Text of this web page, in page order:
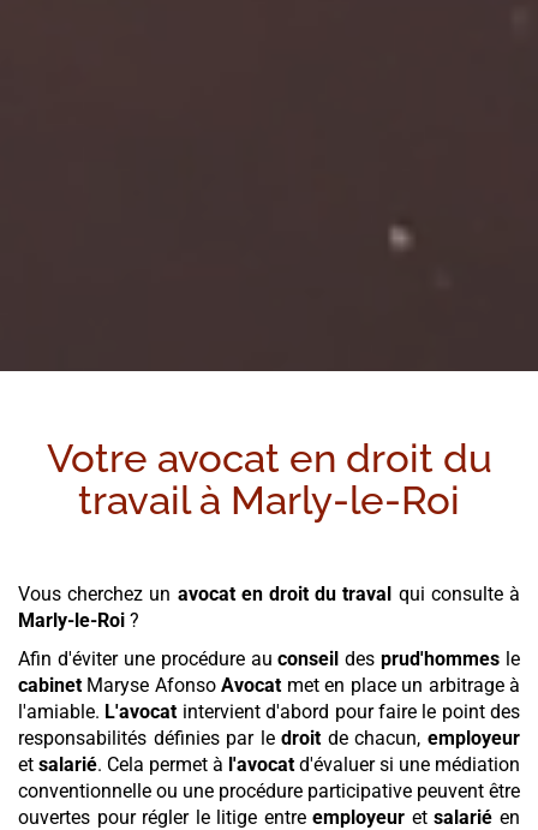
Votre avocat en droit du
travail à Marly-le-Roi
Vous cherchez un avocat en droit du traval qui consulte à
Marly-le-Roi ?
Afin d'éviter une procédure auconseil desprud'hommes le
cabinet Maryse AfonsoAvocat met en place un arbitrage à
l'amiable. L'avocat intervient d'abord pour faire le point des
responsabilités définies par ledroit de chacun,employeur
et salarié. Cela permet à l'avocat d'évaluer si une médiation
conventionnelle ou une procédure participative peuvent être
ouvertes pour régler le litige entreemployeur etsalarié en